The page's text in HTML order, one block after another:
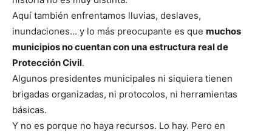
Aquí también enfrentamos lluvias, deslaves,
inundaciones… y lo más preocupante es que muchos
municipios no cuentan con una estructura real de
Protección Civil.
Algunos presidentes municipales ni siquiera tienen
brigadas organizadas, ni protocolos, ni herramientas
básicas.
Y no es porque no haya recursos. Lo hay. Pero en